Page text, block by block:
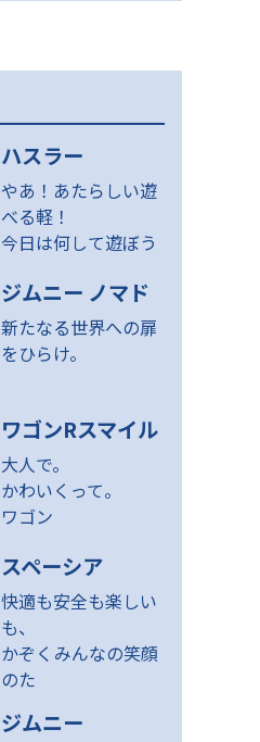
ハスラー
やあ！あたらしい遊
べる軽！
今日は何して遊ぼう
ジムニー ノマド
新たなる世界への扉
をひらけ。
ワゴンRスマイル
大人で。
かわいくって。
ワゴン
スペーシア
快適も安全も楽しい
も、
かぞくみんなの笑顔
のた
ジムニー